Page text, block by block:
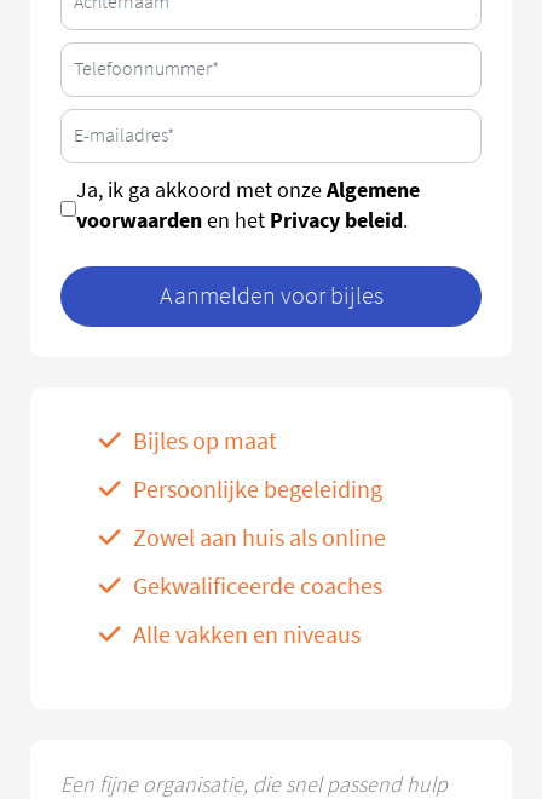
Ja, ik ga akkoord met onzeAlgemene
voorwaardenen het Privacy beleid.
Aanmelden voor bijles
Bijles op maat
Persoonlijke begeleiding
Zowel aan huis als online
Gekwalificeerde coaches
Alle vakken en niveaus
Een fijne organisatie, die snel passend hulp